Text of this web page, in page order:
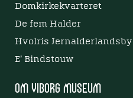
Domkirkekvarteret
De fem Halder
Hvolris Jernalderlandsby
E' Bindstouw
Om Viborg Museum